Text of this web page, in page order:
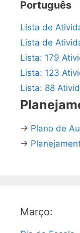
Português
Lista de
Lista de
Lista: 179
Lista: 123
Lista: 88
→ Plano de
→
Março: